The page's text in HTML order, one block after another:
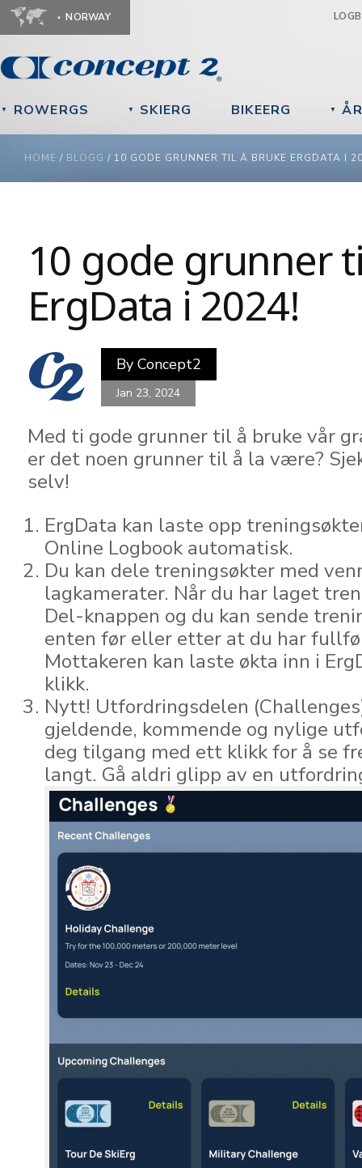
NORWAY
▼ ROWERGS ▼ SKIERG BIKEERG ▼
YOU ARE HERE
HOME / BLOGG / 10 GODE GRUNNER TIL Å BRUKE ERGDATA I
10 gode grunner
ErgData i 2024!
By Concept2
Jan 23, 2024
Med ti gode grunner til å bruke vår
er det noen grunner til å la være?
selv!
ErgData kan laste opp
Online Logbook automatisk.
Du kan dele treningsøkter med
lagkamerater. Når du har laget
Del-knappen og du kan sende
enten før eller etter at du har
Mottakeren kan laste økta inn i
klikk.
Nytt! Utfordringsdelen
gjeldende, kommende og nylige
deg tilgang med ett klikk for å se
langt. Gå aldri glipp av en